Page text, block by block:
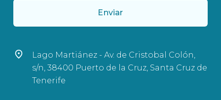
Enviar
Lago Martiánez - Av. de Cristobal Colón,
s/n, 38400 Puerto de la Cruz, Santa Cruz de
Tenerife